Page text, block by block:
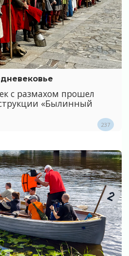
с размахом прошел
«Былинный
237